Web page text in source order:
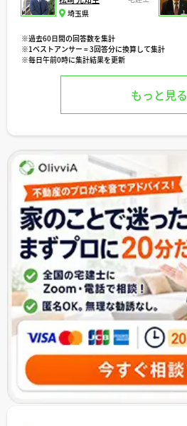
埼玉県
※過去60日間の回答数を集計
※1ベストアンサー = 3回答分に換算して集計
※毎日午前0時に集計結果を更新
もっと見る